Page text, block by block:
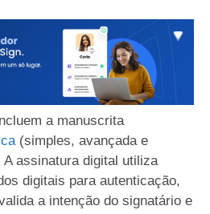
a manuscrita
(simples, avançada e
assinatura digital utiliza
digitais para autenticação,
a intenção do signatário e